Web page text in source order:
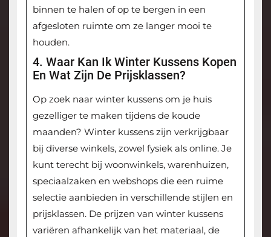
binnen te halen of op te bergen in een
afgesloten ruimte om ze langer mooi te
houden.
4. Waar Kan Ik Winter Kussens Kopen
En Wat Zijn De Prijsklassen?
Op zoek naar winter kussens om je huis
gezelliger te maken tijdens de koude
maanden? Winter kussens zijn verkrijgbaar
bij diverse winkels, zowel fysiek als online. Je
kunt terecht bij woonwinkels, warenhuizen,
speciaalzaken en webshops die een ruime
selectie aanbieden in verschillende stijlen en
prijsklassen. De prijzen van winter kussens
variëren afhankelijk van het materiaal, de